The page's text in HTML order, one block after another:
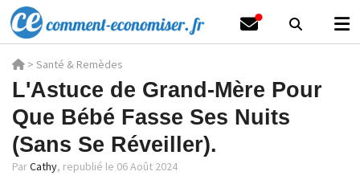
> Santé & Remèdes
L'Astuce de Grand-Mère Pour
Que Bébé Fasse Ses Nuits
(Sans Se Réveiller).
ParCathy, republié le 06 Août 2024